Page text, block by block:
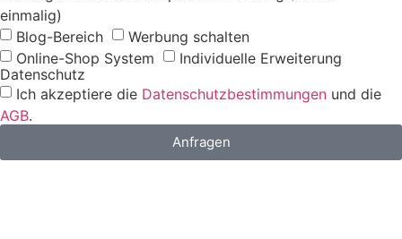
einmalig)
Blog-Bereich
Werbung schalten
Online-Shop System
Individuelle Erweiterung
Datenschutz
Ich akzeptiere die Datenschutzbestimmungen und die
AGB.
Anfragen